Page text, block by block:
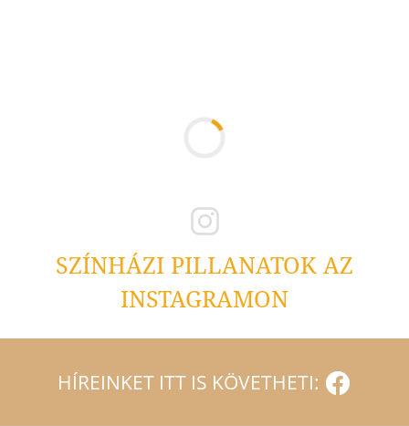
SZÍNHÁZI PILLANATOK AZ
INSTAGRAMON
HÍREINKET ITT IS KÖVETHETI: